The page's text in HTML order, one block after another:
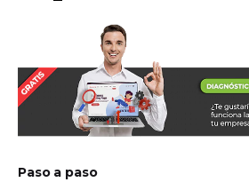
Paso a paso